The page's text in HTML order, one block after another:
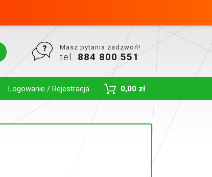
Masz pytania zadzwoń!
tel. 884 800 551
Logowanie / Rejestracja 0,00 zł